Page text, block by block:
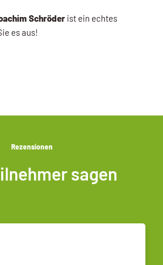
Schröder ist ein echtes
es aus!
Rezensionen
sagen